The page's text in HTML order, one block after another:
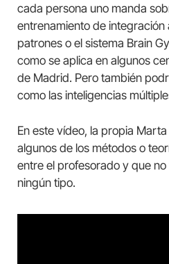
cada persona uno manda
entrenamiento de integración
patrones o el sistema Brain
como se aplica en algunos
de Madrid. Pero también
como las inteligencias
En este vídeo, la propia
algunos de los métodos o
entre el profesorado y que
ningún tipo.